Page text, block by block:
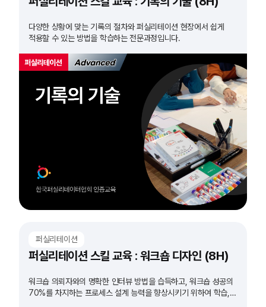
다양한 상황에 맞는 기록의 절차와 퍼실리테이션 현장에서 쉽게
적용할 수 있는 방법을 학습하는 전문과정입니다.
퍼실리테이션
퍼실리테이션 스킬 교육 : 워크숍 디자인 (8H)
워크숍 의뢰자와의 명확한 인터뷰 방법을 습득하고, 워크숍 성공의
70%를 차지하는 프로세스 설계 능력을 향상시키기 위하여 학습,